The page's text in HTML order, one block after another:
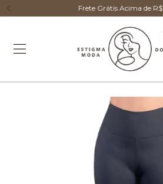
Frete Grátis Acima de